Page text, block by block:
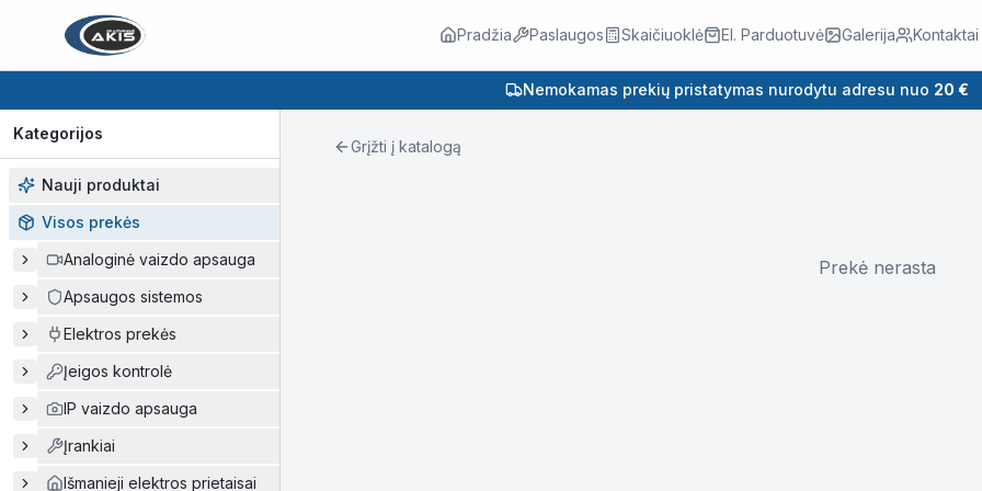
Pradžia Paslaugos Skaičiuoklė El. Parduotuvė Galerija Kontaktai
Nemokamas prekių pristatymas nurodytu adresu nuo 20 €
Kategorijos
Nauji produktai
Visos prekės
Analoginė vaizdo apsauga
Apsaugos sistemos
Elektros prekės
Įeigos kontrolė
IP vaizdo apsauga
Įrankiai
Išmanieji elektros prietaisai
Grįžti į katalogą
Prekė nerasta